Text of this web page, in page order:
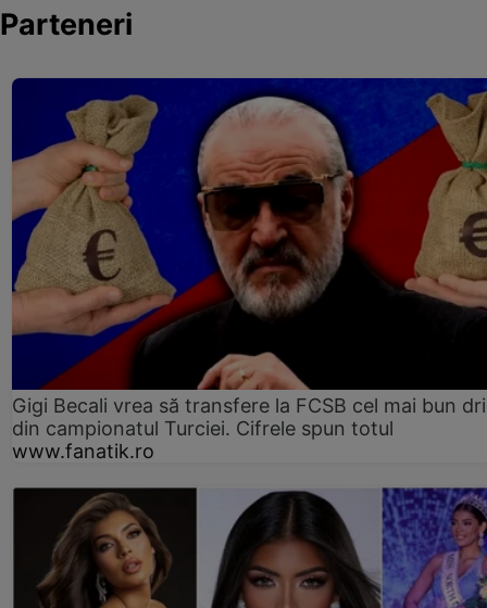
Parteneri
Gigi Becali vrea să transfere la FCSB cel mai bun
din campionatul Turciei. Cifrele spun totul
www.fanatik.ro